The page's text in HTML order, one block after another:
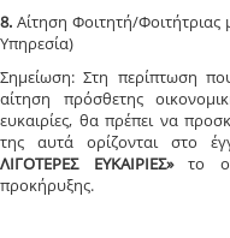
8. Αίτηση Φοιτητή/Φοιτήτριας
Υπηρεσία)
Σημείωση: Στη περίπτωση
αίτηση πρόσθετης
ευκαιρίες, θα πρέπει να
της αυτά ορίζονται στο
ΛΙΓΟΤΕΡΕΣ ΕΥΚΑΙΡΙΕΣ»το
προκήρυξης.